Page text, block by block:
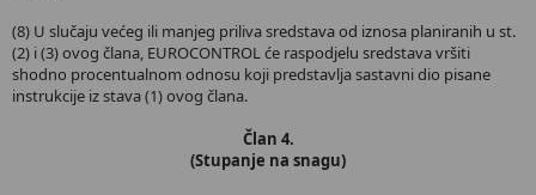
(8) U slučaju većeg ili manjeg priliva sredstava od iznosa planiranih u st.
(2) i (3) ovog člana, EUROCONTROL će raspodjelu sredstava vršiti
shodno procentualnom odnosu koji predstavlja sastavni dio pisane
instrukcije iz stava (1) ovog člana.
Član 4.
(Stupanje na snagu)